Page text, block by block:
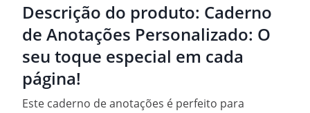
Descrição do produto: Caderno
de Anotações Personalizado: O
seu toque especial em cada
página!
Este caderno de anotações é perfeito para